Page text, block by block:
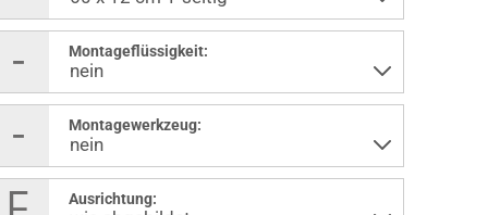
Montageflüssigkeit:
Montagewerkzeug:
Ausrichtung: